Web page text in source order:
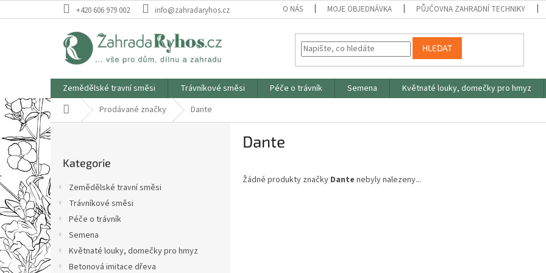
na
+420 606 979 002 info@zahradaryhos.cz O NÁS MOJE OBJEDNÁVKA PŮJČOVNA ZAHRADNÍ TECHNIKY
HLEDAT
Zemědělské travní směsi Trávníkové směsi Péče o trávník Semena Květnaté louky, domečky pro hmyz
Domů Prodávané značky Dante
P
o
r
a
n
n
í
p
a
kategorie
Kategorie
Zemědělské travní směsi
Trávníkové směsi
Péče o trávník
Semena
Květnaté louky, domečky pro hmyz
Betonová imitace dřeva
Dante
Žádné produkty značky Dante nebyly nalezeny...